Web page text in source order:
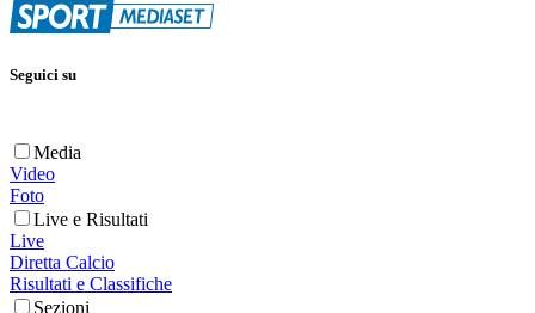
Seguici su
Media
Video
Foto
Live e Risultati
Live
Diretta Calcio
Risultati e Classifiche
Sezioni